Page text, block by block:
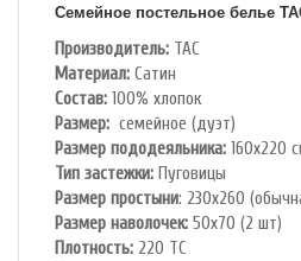
Семейное постельное белье
Производитель: TAC
Материал: Сатин
Состав: 100% хлопок
Размер: семейное (дуэт)
Размер пододеяльника: 160х220
Тип застежки: Пуговицы
Размер простыни: 230х260
Размер наволочек: 50х70 (2 шт)
Плотность: 220 ТС